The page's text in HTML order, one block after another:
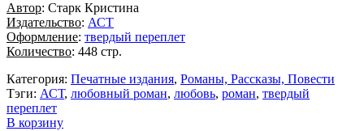
Автор: Старк Кристина
Издательство: АСТ
Оформление: твердый переплет
Количество: 448 стр.
Категория: Печатные издания, Романы, Рассказы, Повести
Тэги: АСТ, любовный роман, любовь, роман, твердый
переплет
В корзину